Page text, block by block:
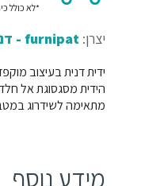
*לא כולל
יצרן: furnipat - דנמרק
ידית דנית בעיצוב
הידית מסגסוגת אל
מתאימה לשידרוג
מידע נוסף